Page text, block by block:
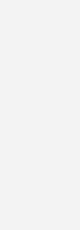
angeht und ihre
Energiesystems
dürfte das
Mitautor der Studie
Zukünftige
Voraussetzung
minus 85 % bis 2030
dafür, die
verringern zu
lineare
(siehe
Verkehr